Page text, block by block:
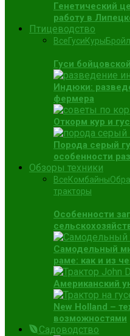
Генетический
работу в
Птицеводство
ВсеГусиКуры
Гуси
Индюки:
фермера
Откорм кур и
Порода серый
особенности
Обзоры техники
ВсеКомбайны
тракторы
Особенности
Самодельный
раме: как и из
Американский
New Holland –
возможностями
Садоводство